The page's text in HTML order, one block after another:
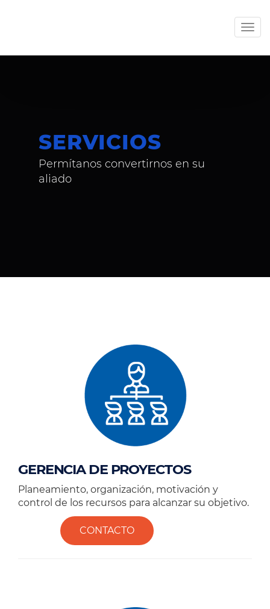
SERVICIOS
Permítanos convertirnos en su
aliado
GERENCIA DE PROYECTOS
Planeamiento, organización, motivación y
control de los recursos para alcanzar su objetivo.
CONTACTO